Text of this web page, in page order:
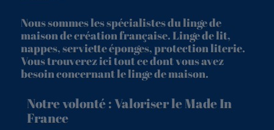
Nous sommes les spécialistes du linge de
maison de création française. Linge de lit,
nappes, serviette éponges, protection literie.
Vous trouverez ici tout ce dont vous avez
besoin concernant le linge de maison.
Notre volonté : Valoriser le Made In
France